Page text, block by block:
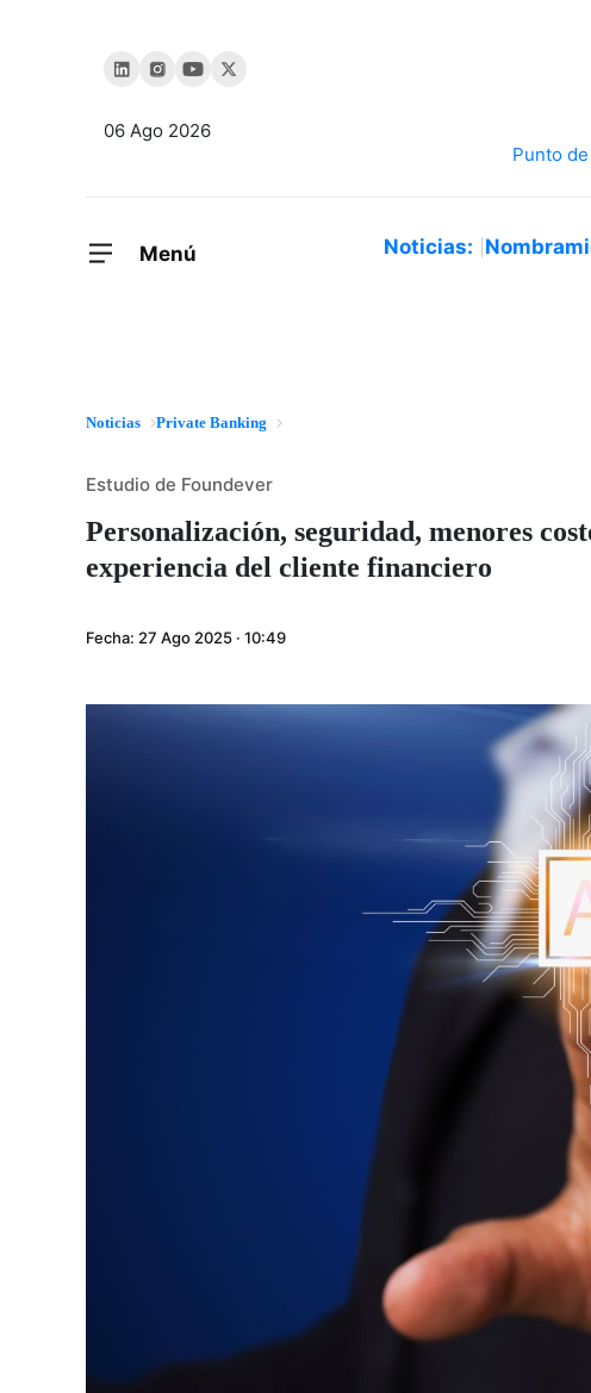
06 Ago 2026
Menú Noticias:
Noticias Private Banking
Personalización, seguridad, menores
experiencia del cliente financiero
Estudio de Foundever
Fecha: 27 Ago 2025 · 10:49